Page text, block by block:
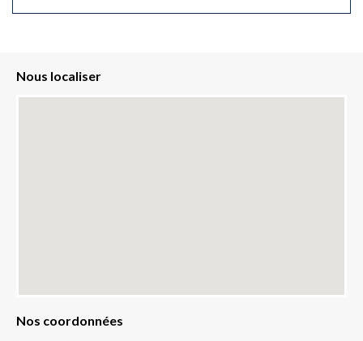
Nous localiser
Nos coordonnées